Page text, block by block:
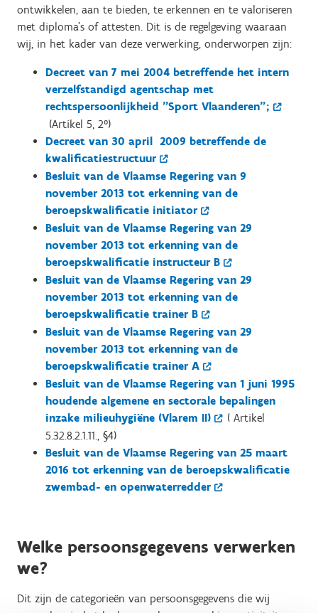
ontwikkelen, aan te bieden, te erkennen en te valoriseren
met diploma's of attesten. Dit is de regelgeving waaraan
wij, in het kader van deze verwerking, onderworpen zijn:
Decreet van 7 mei 2004 betreffende het intern
verzelfstandigd agentschap met
rechtspersoonlijkheid "Sport Vlaanderen";
(Artikel 5, 2°)
Decreet van 30 april 2009 betreffende de
kwalificatiestructuur
Besluit van de Vlaamse Regering van 9
november 2013 tot erkenning van de
beroepskwalificatie initiator
Besluit van de Vlaamse Regering van 29
november 2013 tot erkenning van de
beroepskwalificatie instructeur B
Besluit van de Vlaamse Regering van 29
november 2013 tot erkenning van de
beroepskwalificatie trainer B
Besluit van de Vlaamse Regering van 29
november 2013 tot erkenning van de
beroepskwalificatie trainer A
Besluit van de Vlaamse Regering van 1 juni 1995
houdende algemene en sectorale bepalingen
inzake milieuhygiëne (Vlarem II)
( Artikel
5.32.8.2.1.11., §4)
Besluit van de Vlaamse Regering van 25 maart
2016 tot erkenning van de beroepskwalificatie
zwembad- en openwaterredder
Welke persoonsgegevens verwerken
we?
Dit zijn de categorieën van persoonsgegevens die wij